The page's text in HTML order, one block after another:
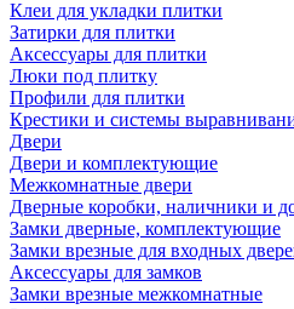
Клеи для укладки плитки
Затирки для плитки
Аксессуары для плитки
Люки под плитку
Профили для плитки
Крестики и системы
Двери
Двери и комплектующие
Межкомнатные двери
Дверные коробки, наличники и
Замки дверные, комплектующие
Замки врезные для входных
Аксессуары для замков
Замки врезные межкомнатные